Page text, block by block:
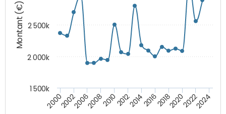
Montant (€)
200020022006200820102012201420162018202020222024
1 500k
2 000k
2 500k